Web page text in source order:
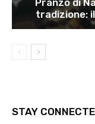
Pranzo di
tradizione:
STAY